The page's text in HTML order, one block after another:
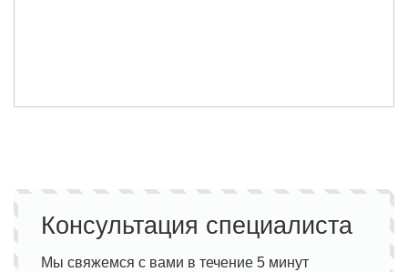
Консультация специалиста
Мы свяжемся с вами в течение 5 минут